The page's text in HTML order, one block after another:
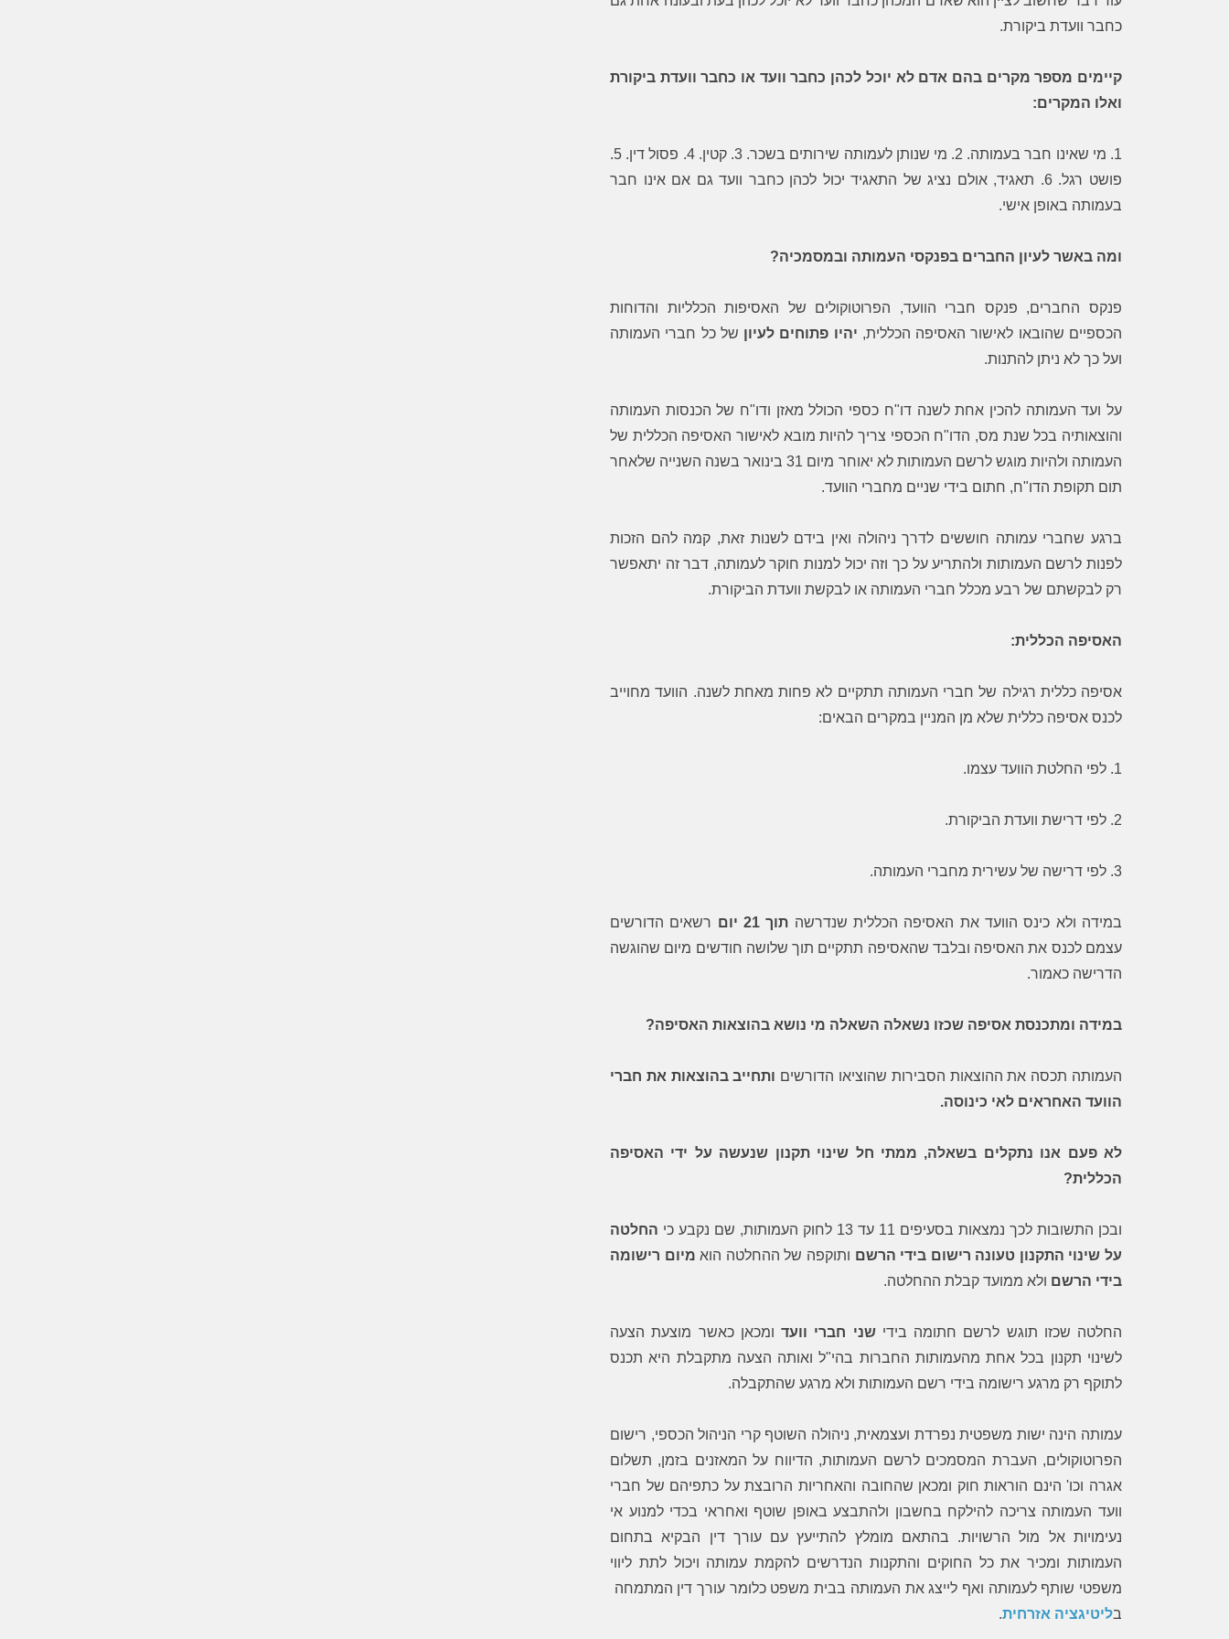
כחבר וועדת ביקורת.
קיימים מספר מקרים בהם אדם לא יוכל לכהן כחבר וועד או כחבר וועדת ביקורת
ואלו המקרים:
1. מי שאינו חבר בעמותה. 2. מי שנותן לעמותה שירותים בשכר. 3. קטין. 4. פסול דין. 5.
פושט רגל. 6. תאגיד, אולם נציג של התאגיד יכול לכהן כחבר וועד גם אם אינו חבר
בעמותה באופן אישי.
ומה באשר לעיון החברים בפנקסי העמותה ובמסמכיה?
פנקס החברים, פנקס חברי הוועד, הפרוטוקולים של האסיפות הכלליות והדוחות
הכספיים שהובאו לאישור האסיפה הכללית, יהיו פתוחים לעיון של כל חברי העמותה
ועל כך לא ניתן להתנות.
על ועד העמותה להכין אחת לשנה דו"ח כספי הכולל מאזן ודו"ח של הכנסות העמותה
והוצאותיה בכל שנת מס, הדו"ח הכספי צריך להיות מובא לאישור האסיפה הכללית של
העמותה ולהיות מוגש לרשם העמותות לא יאוחר מיום 31 בינואר בשנה השנייה שלאחר
תום תקופת הדו"ח, חתום בידי שניים מחברי הוועד.
ברגע שחברי עמותה חוששים לדרך ניהולה ואין בידם לשנות זאת, קמה להם הזכות
לפנות לרשם העמותות ולהתריע על כך וזה יכול למנות חוקר לעמותה, דבר זה יתאפשר
רק לבקשתם של רבע מכלל חברי העמותה או לבקשת וועדת הביקורת.
האסיפה הכללית:
אסיפה כללית רגילה של חברי העמותה תתקיים לא פחות מאחת לשנה. הוועד מחוייב
לכנס אסיפה כללית שלא מן המניין במקרים הבאים:
1. לפי החלטת הוועד עצמו.
2. לפי דרישת וועדת הביקורת.
3. לפי דרישה של עשירית מחברי העמותה.
במידה ולא כינס הוועד את האסיפה הכללית שנדרשה תוך 21 יום
רשאים הדורשים
עצמם לכנס את האסיפה ובלבד שהאסיפה תתקיים תוך שלושה חודשים מיום שהוגשה
הדרישה כאמור.
במידה ומתכנסת אסיפה שכזו נשאלה השאלה מי נושא בהוצאות האסיפה?
העמותה תכסה את ההוצאות הסבירות שהוציאו הדורשים ותחייב בהוצאות את חברי
הוועד האחראים לאי כינוסה.
לא פעם אנו נתקלים בשאלה, ממתי חל שינוי תקנון שנעשה על ידי האסיפה
הכללית?
ובכן התשובות לכך נמצאות בסעיפים 11 עד 13 לחוק העמותות, שם נקבע כי
החלטה
על שינוי התקנון טעונה רישום בידי הרשם ותוקפה של ההחלטה הוא מיום רישומה
בידי הרשם ולא ממועד קבלת ההחלטה.
החלטה שכזו תוגש לרשם חתומה בידישני חברי וועד ומכאן כאשר מוצעת הצעה
לשינוי תקנון בכל אחת מהעמותות החברות בהי"ל ואותה הצעה מתקבלת היא תכנס
לתוקף רק מרגע רישומה בידי רשם העמותות ולא מרגע שהתקבלה.
עמותה הינה ישות משפטית נפרדת ועצמאית, ניהולה השוטף קרי הניהול הכספי, רישום
הפרוטוקולים, העברת המסמכים לרשם העמותות, הדיווח על המאזנים בזמן, תשלום
אגרה וכו' הינם הוראות חוק ומכאן שהחובה והאחריות הרובצת על כתפיהם של חברי
וועד העמותה צריכה להילקח בחשבון ולהתבצע באופן שוטף ואחראי בכדי למנוע אי
נעימויות אל מול הרשויות. בהתאם מומלץ להתייעץ עם עורך דין הבקיא בתחום
העמותות ומכיר את כל החוקים והתקנות הנדרשים להקמת עמותה ויכול לתת ליווי
משפטי שותף לעמותה ואף לייצג את העמותה בבית משפט כלומר עורך דין המתמחה
בליטיגציה אזרחית.
לב על הסיוע האדיב, היעיל והמקצועי.
לך בן!